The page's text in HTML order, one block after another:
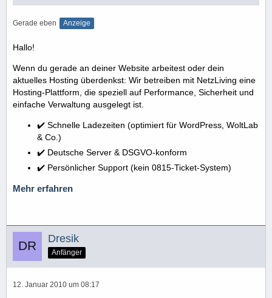
Gerade eben Anzeige
Hallo!
Wenn du gerade an deiner Website arbeitest oder dein
aktuelles Hosting überdenkst: Wir betreiben mit NetzLiving eine
Hosting-Plattform, die speziell auf Performance, Sicherheit und
einfache Verwaltung ausgelegt ist.
✔️ Schnelle Ladezeiten (optimiert für WordPress, WoltLab
& Co.)
✔️ Deutsche Server & DSGVO-konform
✔️ Persönlicher Support (kein 0815-Ticket-System)
Mehr erfahren
Dresik
Anfänger
12. Januar 2010 um 08:17